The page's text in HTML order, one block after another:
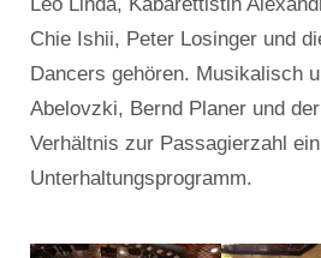
Leo Linda, Kabarettistin
Chie Ishii, Peter Losinger und
Dancers gehören. Musikalisch
Abelovzki, Bernd Planer und
Verhältnis zur Passagierzahl
Unterhaltungsprogramm.